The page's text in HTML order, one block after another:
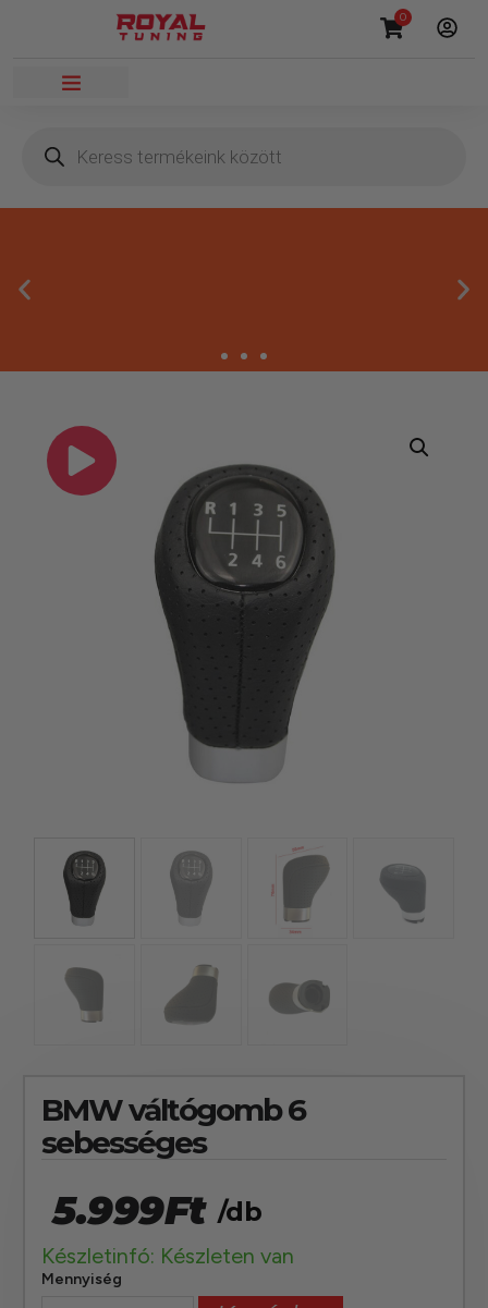
0
Kínálatunkban kizárólag olyan termékek
szerepelnek, amelyekben mi is bízunk.
BMW váltógomb 6
sebességes
5.999Ft /db
Készletinfó: Készleten van
Mennyiség